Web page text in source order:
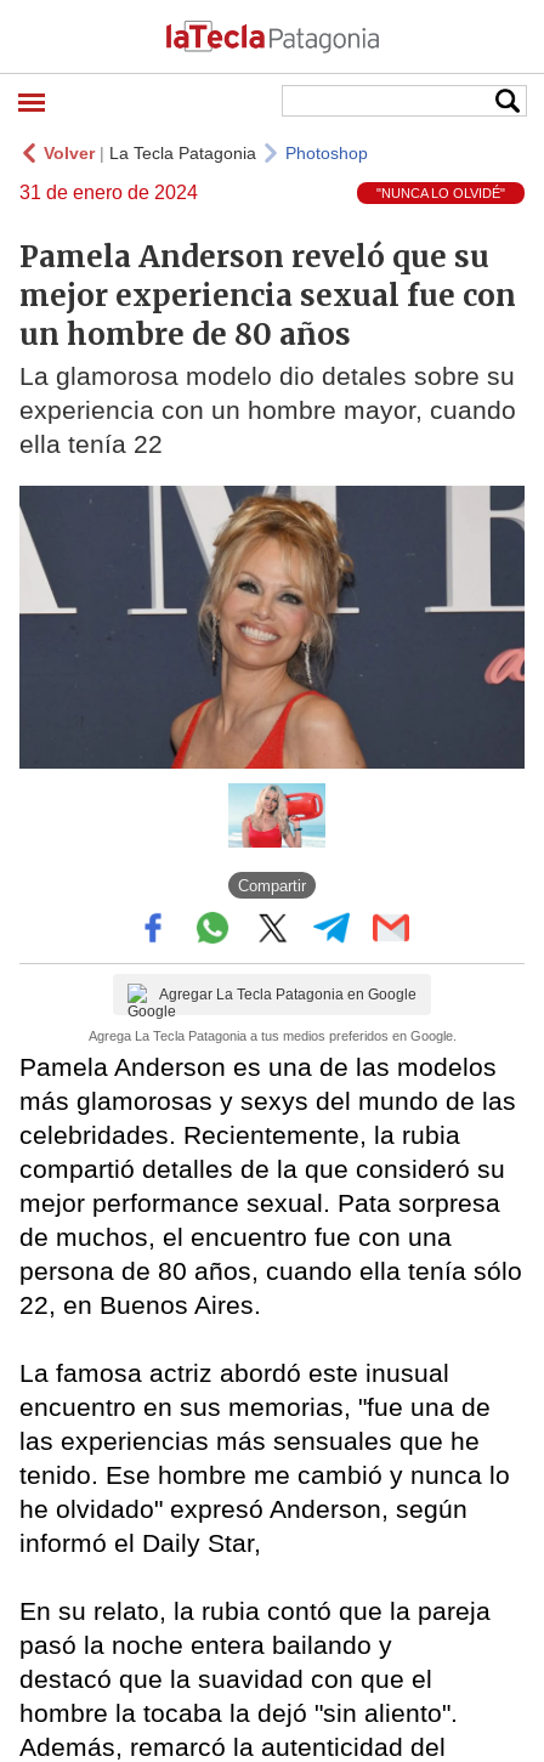
Volver| La Tecla Patagonia Photoshop
31 de enero de 2024 "NUNCA LO OLVIDÉ"
Pamela Anderson reveló que su
mejor experiencia sexual fue con
un hombre de 80 años
La glamorosa modelo dio detales sobre su
experiencia con un hombre mayor, cuando
ella tenía 22
Compartir
Agregar La Tecla Patagonia en Google
Agrega La Tecla Patagonia a tus medios preferidos en Google.
Pamela Anderson es una de las modelos
más glamorosas y sexys del mundo de las
celebridades. Recientemente, la rubia
compartió detalles de la que consideró su
mejor performance sexual. Pata sorpresa
de muchos, el encuentro fue con una
persona de 80 años, cuando ella tenía sólo
22, en Buenos Aires.
La famosa actriz abordó este inusual
encuentro en sus memorias, "fue una de
las experiencias más sensuales que he
tenido. Ese hombre me cambió y nunca lo
he olvidado" expresó Anderson, según
informó el Daily Star,
En su relato, la rubia contó que la pareja
pasó la noche entera bailando y
destacó que la suavidad con que el
hombre la tocaba la dejó "sin aliento".
Además, remarcó la autenticidad del